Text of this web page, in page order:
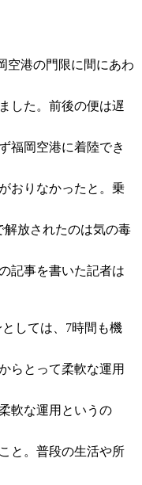
空港の門限に間にあわ
した。前後の便は遅
福岡空港に着陸でき
おりなかったと。乗
解放されたのは気の毒
記事を書いた記者は
しては、7時間も機
らとって柔軟な運用
軟な運用というの
と。普段の生活や所